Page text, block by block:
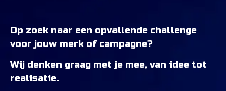
Op zoek naar een opvallende challenge
voor jouw merk of campagne?
Wij denken graag met je mee, van idee tot
realisatie.